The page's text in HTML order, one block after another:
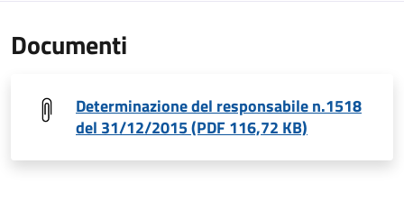
Documenti
Determinazione del responsabile n.1518
del 31/12/2015 (PDF 116,72 KB)